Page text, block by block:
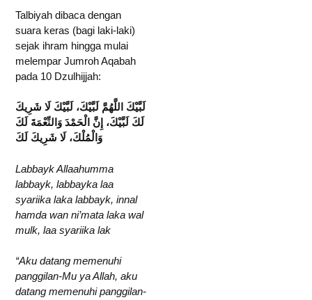
Talbiyah dibaca dengan
suara keras (bagi laki-laki)
sejak ihram hingga mulai
melempar Jumroh Aqabah
pada 10 Dzulhijjah:
لَبَّيْكَ اللَّهُمَّ لَبَّيْكَ، لَبَّيْكَ لَا شَرِيكَ
لَكَ لَبَّيْكَ، إِنَّ الْحَمْدَ وَالنِّعْمَةَ لَكَ
وَالْمُلْكَ، لَا شَرِيكَ لَكَ
Labbayk Allaahumma
labbayk, labbayka laa
syariika laka labbayk, innal
hamda wan ni’mata laka wal
mulk, laa syariika lak
“Aku datang memenuhi
panggilan-Mu ya Allah, aku
datang memenuhi panggilan-